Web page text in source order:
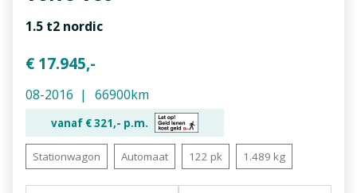
1.5 t2 nordic
€ 17.945,-
08-2016 66900km
vanaf €321,- p.m.
Stationwagon Automaat 122 pk 1.489 kg